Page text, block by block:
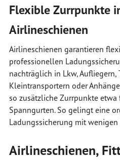
Flexible Zurrpunkte
Airlineschienen
Airlineschienen garantieren
professionellen
nachträglich in Lkw, Aufliegern,
Kleintransportern oder
so zusätzliche Zurrpunkte
Spanngurten. So gelingt eine
Ladungssicherung mit
Airlineschienen,